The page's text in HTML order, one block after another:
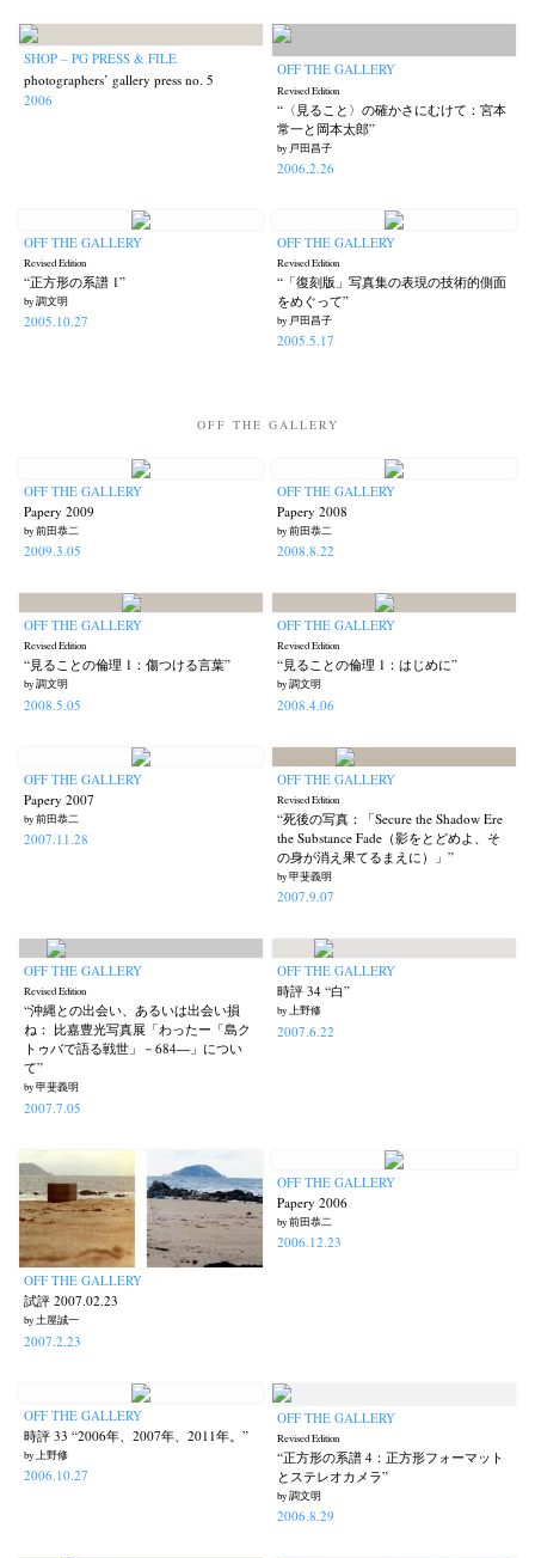
SHOP – PG PRESS & FILE
photographers’ gallery press no. 5
2006
OFF THE GALLERY
Revised Edition
“〈見ること〉の確かさにむけて：宮本
常一と岡本太郎”
by 戸田昌子
2006.2.26
OFF THE GALLERY
Revised Edition
“正方形の系譜 1”
by 調文明
2005.10.27
OFF THE GALLERY
Revised Edition
“「復刻版」写真集の表現の技術的側面
をめぐって”
by 戸田昌子
2005.5.17
OFF THE GALLERY
OFF THE GALLERY
Papery 2009
by 前田恭二
2009.3.05
OFF THE GALLERY
Papery 2008
by 前田恭二
2008.8.22
OFF THE GALLERY
Revised Edition
“見ることの倫理 1：傷つける言葉”
by 調文明
2008.5.05
OFF THE GALLERY
Revised Edition
“見ることの倫理 1：はじめに”
by 調文明
2008.4.06
OFF THE GALLERY
Papery 2007
by 前田恭二
2007.11.28
OFF THE GALLERY
Revised Edition
“死後の写真：「Secure the Shadow Ere
the Substance Fade（影をとどめよ、そ
の身が消え果てるまえに）」”
by 甲斐義明
2007.9.07
OFF THE GALLERY
Revised Edition
“沖縄との出会い、あるいは出会い損
ね： 比嘉豊光写真展「わったー「島ク
トゥバで語る戦世」－684―」につい
て”
by 甲斐義明
2007.7.05
OFF THE GALLERY
時評 34 “白”
by 上野修
2007.6.22
OFF THE GALLERY
試評 2007.02.23
by 土屋誠一
2007.2.23
OFF THE GALLERY
Papery 2006
by 前田恭二
2006.12.23
OFF THE GALLERY
時評 33 “2006年、2007年、2011年。”
by 上野修
2006.10.27
OFF THE GALLERY
Revised Edition
“正方形の系譜 4：正方形フォーマット
とステレオカメラ”
by 調文明
2006.8.29